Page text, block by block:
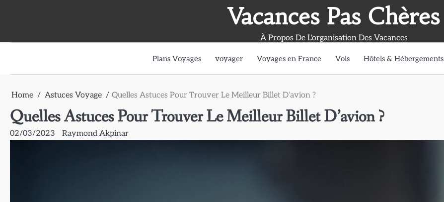
Vacances Pas Chères
À Propos De L'organisation Des Vacances
Plans Voyages voyager Voyages en France Vols Hôtels & Hébergements
Home Astuces Voyage Quelles Astuces Pour Trouver Le Meilleur Billet D’avion ?
Quelles Astuces Pour Trouver Le Meilleur Billet D’avion ?
02/03/2023 Raymond Akpinar